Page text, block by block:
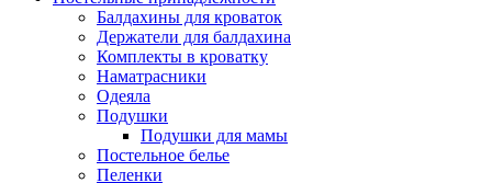
Балдахины для кроваток
Держатели для балдахина
Комплекты в кроватку
Наматрасники
Одеяла
Подушки
Подушки для мамы
Постельное белье
Пеленки